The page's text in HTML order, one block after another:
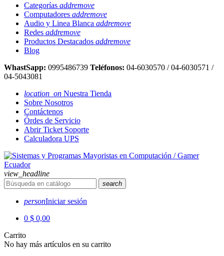
Categorías addremove
Computadores addremove
Audio y Linea Blanca addremove
Redes addremove
Productos Destacados addremove
Blog
WhastSapp: 0995486739 Teléfonos: 04-6030570 / 04-6030571 /
04-5043081
location_on Nuestra Tienda
Sobre Nosotros
Contáctenos
Órdes de Servicio
Abrir Ticket Soporte
Calculadora UPS
view_headline
search
personIniciar sesión
0 $ 0,00
Carrito
No hay más artículos en su carrito